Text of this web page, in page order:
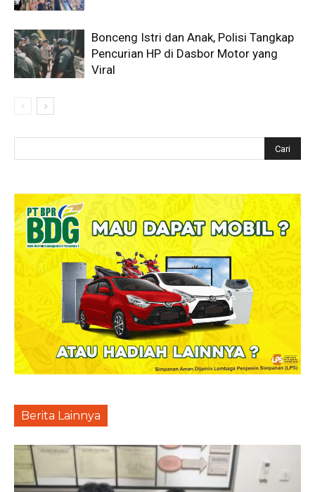
Bonceng Istri dan Anak, Polisi Tangkap
Pencurian HP di Dasbor Motor yang
Viral
Berita Lainnya